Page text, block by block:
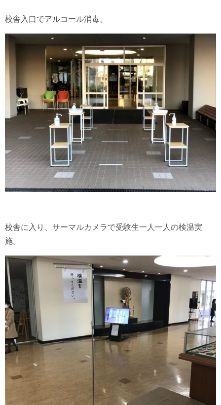
校舎入口でアルコール消毒。
校舎に入り、サーマルカメラで受験生一人一人の検温実
施。